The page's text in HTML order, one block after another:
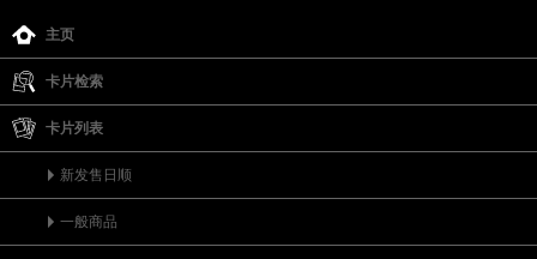
主页
卡片检索
卡片列表
新发售日顺
一般商品